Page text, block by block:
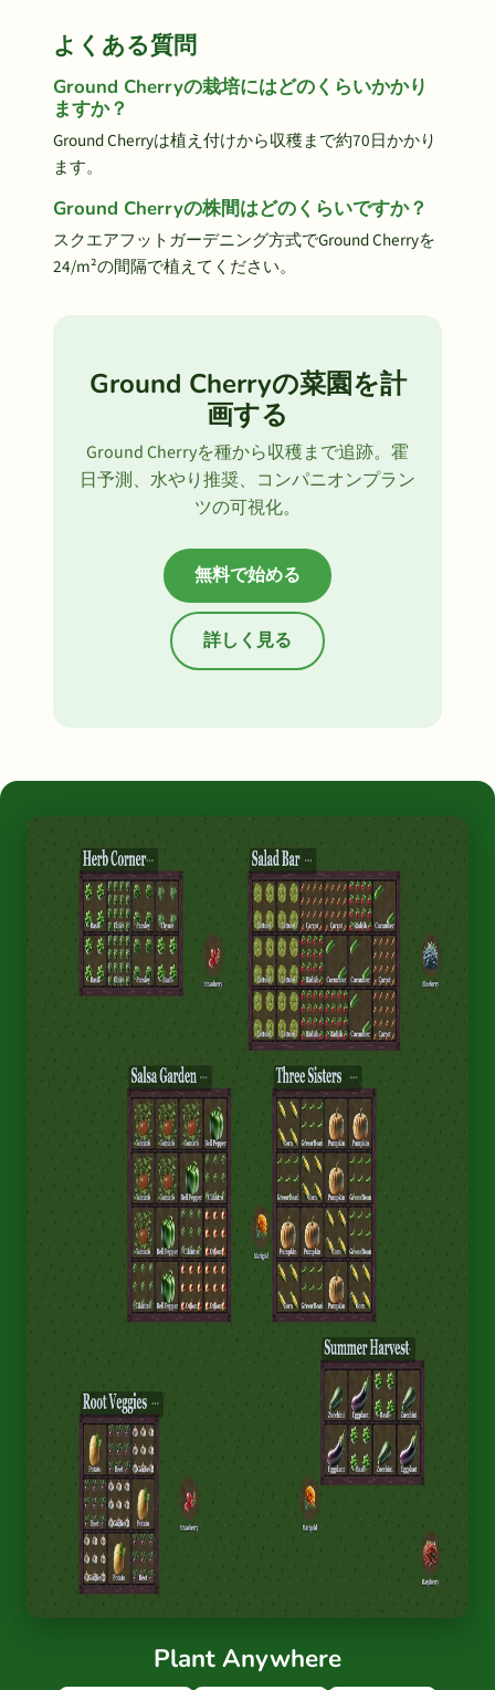
よくある質問
Ground Cherryの栽培にはどのくらいかかり
ますか？
Ground Cherryは植え付けから収穫まで約70日かかり
ます。
Ground Cherryの株間はどのくらいですか？
スクエアフットガーデニング方式でGround Cherryを
24/m²の間隔で植えてください。
Ground Cherryの菜園を計
画する
Ground Cherryを種から収穫まで追跡。霍
日予測、水やり推奨、コンパニオンプラン
ツの可視化。
無料で始める
詳しく見る
Plant Anywhere